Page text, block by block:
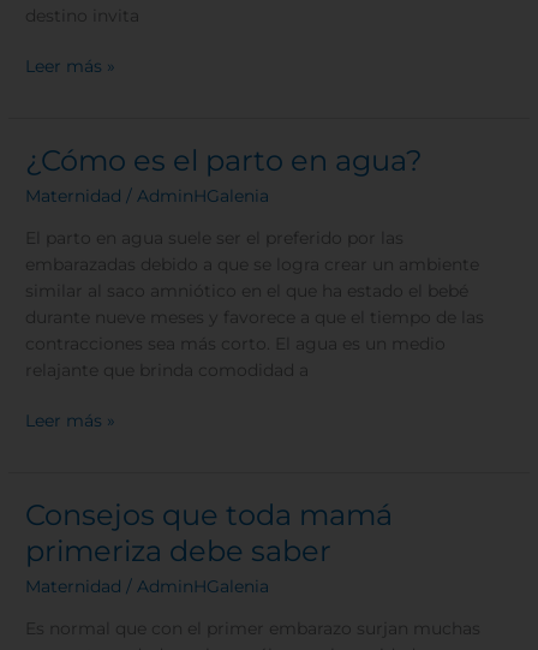
destino invita
Leer más »
¿Cómo es el parto en agua?
Maternidad / AdminHGalenia
El parto en agua suele ser el preferido por las
embarazadas debido a que se logra crear un ambiente
similar al saco amniótico en el que ha estado el bebé
durante nueve meses y favorece a que el tiempo de las
contracciones sea más corto. El agua es un medio
relajante que brinda comodidad a
¿Cómo
es
el
parto
en
agua?
Leer más »
Consejos que toda mamá
primeriza debe saber
Maternidad / AdminHGalenia
Es normal que con el primer embarazo surjan muchas
Consejos
toda
mamá